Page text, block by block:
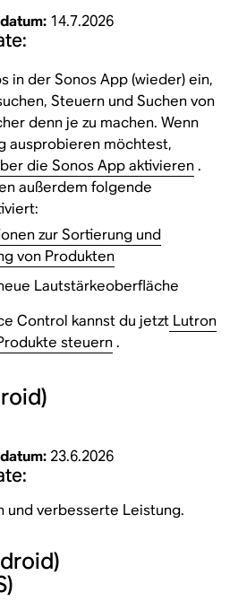
14.7.2026
in der Sonos App (wieder) ein,
Steuern und Suchen von
denn je zu machen. Wenn
ausprobieren möchtest,
die Sonos App aktivieren.
außerdem folgende
zur Sortierung und
von Produkten
Lautstärkeoberfläche
Control kannst du jetzt Lutron
steuern.
23.6.2026
und verbesserte Leistung.